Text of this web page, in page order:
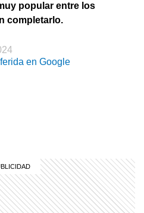
popular entre los
completarlo.